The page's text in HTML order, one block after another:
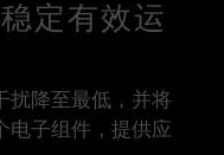
定有效运
扰降至最低，并将
电子组件，提供应